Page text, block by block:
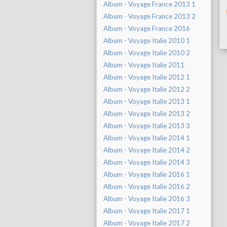
Album - Voyage France 2013 1
Album - Voyage France 2013 2
Album - Voyage France 2016
Album - Voyage Italie 2010 1
Album - Voyage Italie 2010 2
Album - Voyage Italie 2011
Album - Voyage Italie 2012 1
Album - Voyage Italie 2012 2
Album - Voyage Italie 2013 1
Album - Voyage Italie 2013 2
Album - Voyage Italie 2013 3
Album - Voyage Italie 2014 1
Album - Voyage Italie 2014 2
Album - Voyage Italie 2014 3
Album - Voyage Italie 2016 1
Album - Voyage Italie 2016 2
Album - Voyage Italie 2016 3
Album - Voyage Italie 2017 1
Album - Voyage Italie 2017 2